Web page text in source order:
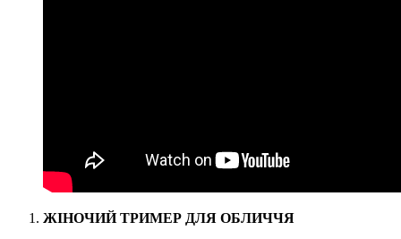
ЖІНОЧИЙ ТРИМЕР ДЛЯ ОБЛИЧЧЯ